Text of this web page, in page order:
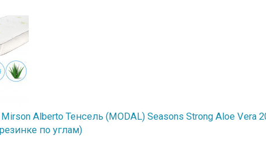
Alberto Тенсель (MODAL) Seasons Strong Aloe Vera
по углам)